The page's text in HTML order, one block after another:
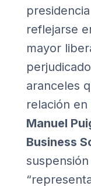
reflejarse
mayor
aranceles
relación en
Manuel
Business